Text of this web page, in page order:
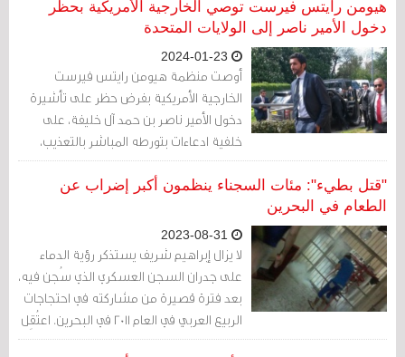
وحُكِم عليه بالسجن لمدة عشر سنوات في
حزيران 2023. وخلال فترة احتجازه، كشف عن
التّعذيب وسوء المعاملة في سجن جو ...
هيومن رايتس فيرست توصي الخارجية الأمريكية بحظر
دخول الأمير ناصر إلى الولايات المتحدة
أوصت منظمة هيومن رايتس فيرست
الخارجية الأمريكية بفرض حظر على تأشيرة
دخول الأمير ناصر بن حمد آل خليفة، على
خلفية ادعاءات بتورطه المباشر بالتعذيب،
والذي يُعَد انتهاكًا صارخًا لحقوق الإنسان
بموجب المادة 7031 (ج) من قانون العقوبات.
"قتل بطيء": مئات السجناء ينظمون أكبر إضراب عن
الطعام في البحرين
لا يزال إبراهيم شريف يستذكر رؤية الدماء
على جدران السجن العسكري الذي سُجن فيه،
بعد فترة قصيرة من مشاركته في احتجاجات
الربيع العربي في العام 2011 في البحرين. اعتُقِل
الذي كان آنذاك أمين عام أكبر جمعية سياسية